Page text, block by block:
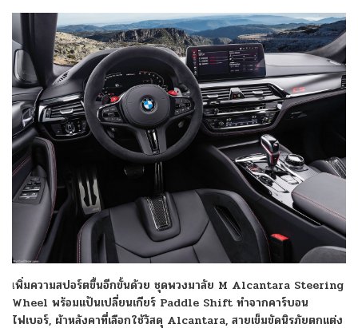
เพิ่มความสปอร์ตขึ้นอีกขั้นด้วย ชุดพวงมาลัย M Alcantara Steering
Wheel พร้อมแป้นเปลี่ยนเกียร์ Paddle Shift ทำจากคาร์บอน
ไฟเบอร์, ผ้าหลังคาที่เลือกใช้วัสดุ Alcantara, สายเข็มขัดนิรภัยตกแต่ง